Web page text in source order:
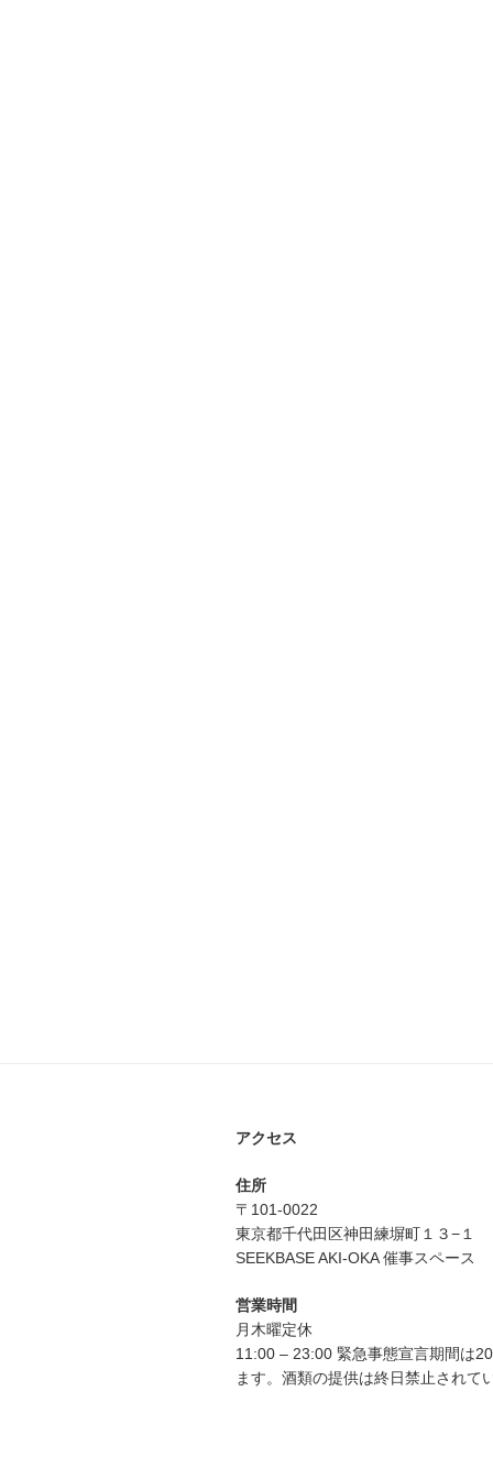
アクセス
住所
〒101-0022
東京都千代田区神田練塀町１３−１
SEEKBASE AKI-OKA 催事スペース
営業時間
月木曜定休
11:00 – 23:00 緊急事態宣言期間は
ます。酒類の提供は終日禁止されて